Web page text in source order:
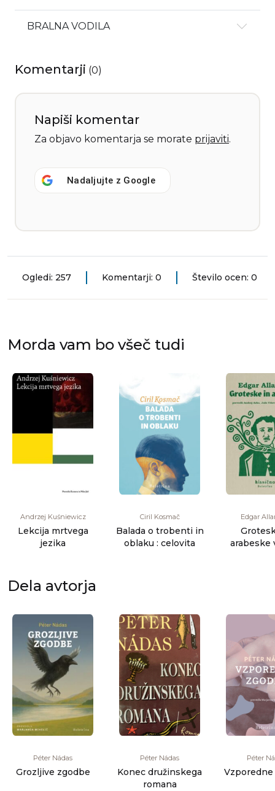
BRALNA VODILA
Komentarji (0)
Napiši komentar
Za objavo komentarja se morate prijaviti.
Nadaljujte z Google
Ogledi: 257 Komentarji: 0 Število ocen: 0
Morda vam bo všeč tudi
Andrzej Kuśniewicz
Lekcija mrtvega
jezika
Ciril Kosmač
Balada o trobenti in
oblaku : celovita
Edgar
arabeske
Dela avtorja
Péter Nádas
Grozljive zgodbe
Péter Nádas
Konec družinskega
romana
Péter